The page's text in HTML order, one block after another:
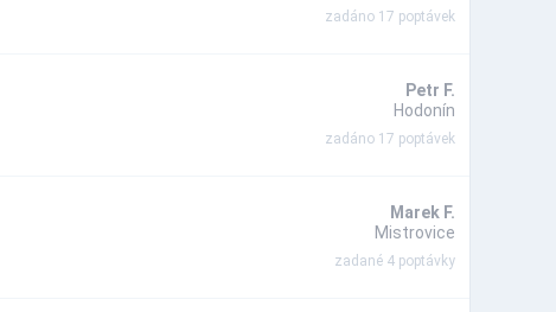
zadáno 17 poptávek
Petr F.
Hodonín
zadáno 17 poptávek
Marek F.
Mistrovice
zadané 4 poptávky